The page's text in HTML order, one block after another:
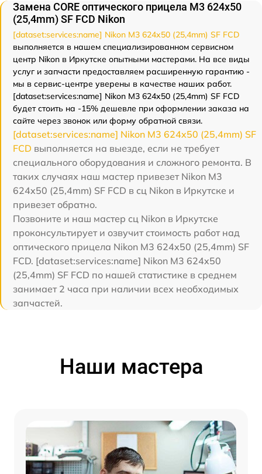
Замена CORE оптического прицела M3 624x50
(25,4mm) SF FCD Nikon
[dataset:services:name] Nikon M3 624x50 (25,4mm) SF FCD
выполняется в нашем специализированном сервисном
центр Nikon в Иркутске опытными мастерами. На все виды
услуг и запчасти предоставляем расширенную гарантию -
мы в сервис-центре уверены в качестве наших работ.
[dataset:services:name] Nikon M3 624x50 (25,4mm) SF FCD
будет стоить на -15% дешевле при оформлении заказа на
сайте через звонок или форму обратной связи.
[dataset:services:name] Nikon M3 624x50 (25,4mm) SF
FCD выполняется на выезде, если не требует
специального оборудования и сложного ремонта. В
таких случаях наш мастер привезет Nikon M3
624x50 (25,4mm) SF FCD в сц Nikon в Иркутске и
привезет обратно.
Позвоните и наш мастер сц Nikon в Иркутске
проконсультирует и озвучит стоимость работ над
оптического прицела Nikon M3 624x50 (25,4mm) SF
FCD. [dataset:services:name] Nikon M3 624x50
(25,4mm) SF FCD по нашей статистике в среднем
занимает 2 часа при наличии всех необходимых
запчастей.
Наши мастера